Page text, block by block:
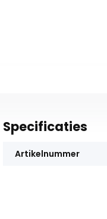
Specificaties
Artikelnummer